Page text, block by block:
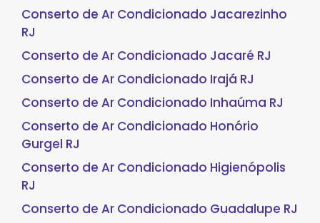
Conserto de Ar Condicionado Jacarezinho
RJ
Conserto de Ar Condicionado Jacaré RJ
Conserto de Ar Condicionado Irajá RJ
Conserto de Ar Condicionado Inhaúma RJ
Conserto de Ar Condicionado Honório
Gurgel RJ
Conserto de Ar Condicionado Higienópolis
RJ
Conserto de Ar Condicionado Guadalupe RJ